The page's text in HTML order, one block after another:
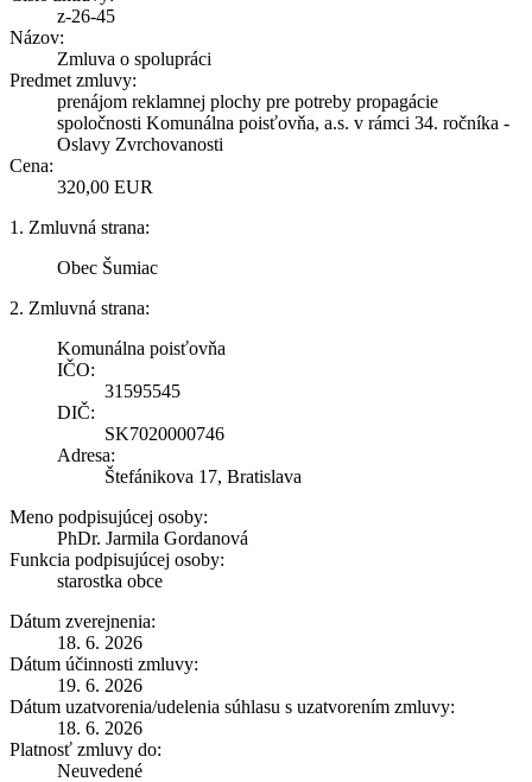
z-26-45
Názov:
Zmluva o spolupráci
Predmet zmluvy:
prenájom reklamnej plochy pre potreby propagácie
spoločnosti Komunálna poisťovňa, a.s. v rámci 34. ročníka -
Oslavy Zvrchovanosti
Cena:
320,00 EUR
1. Zmluvná strana:
Obec Šumiac
2. Zmluvná strana:
Komunálna poisťovňa
IČO:
31595545
DIČ:
SK7020000746
Adresa:
Štefánikova 17, Bratislava
Meno podpisujúcej osoby:
PhDr. Jarmila Gordanová
Funkcia podpisujúcej osoby:
starostka obce
Dátum zverejnenia:
18. 6. 2026
Dátum účinnosti zmluvy:
19. 6. 2026
Dátum uzatvorenia/udelenia súhlasu s uzatvorením zmluvy:
18. 6. 2026
Platnosť zmluvy do:
Neuvedené